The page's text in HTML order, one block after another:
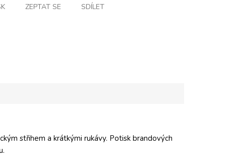
ZEPTAT SE SDÍLET
střihem a krátkými rukávy. Potisk brandových